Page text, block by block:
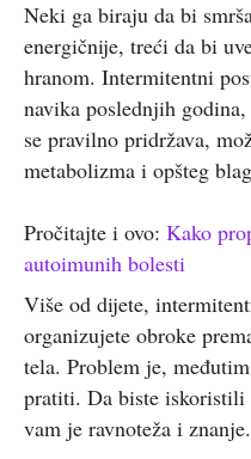
Neki ga biraju da bi
energičnije, treći da bi
hranom. Intermitentni
navika poslednjih
se pravilno pridržava,
metabolizma i opšteg
Pročitajte i ovo: Kako
autoimunih bolesti
Više od dijete,
organizujete obroke
tela. Problem je,
pratiti. Da biste iskoristili
vam je ravnoteža i znanje.